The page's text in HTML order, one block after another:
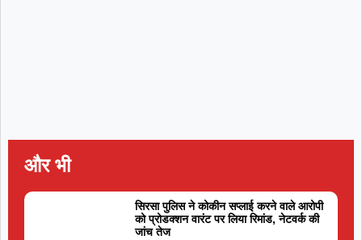
और भी
सिरसा पुलिस ने कोकीन सप्लाई करने वाले आरोपी
को प्रोडक्शन वारंट पर लिया रिमांड, नेटवर्क की
जांच तेज